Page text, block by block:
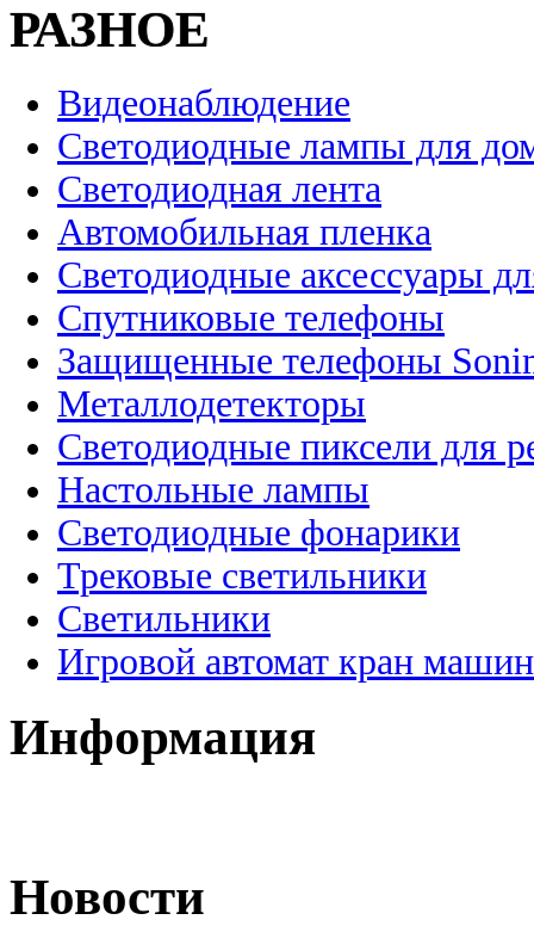
РАЗНОЕ
Видеонаблюдение
Светодиодные лампы для
Светодиодная лента
Автомобильная пленка
Светодиодные аксессуары
Спутниковые телефоны
Защищенные телефоны
Металлодетекторы
Светодиодные пиксели для
Настольные лампы
Светодиодные фонарики
Трековые светильники
Светильники
Игровой автомат кран
Информация
Новости